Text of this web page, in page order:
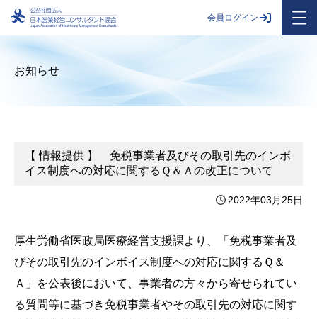
会員ログイン
お知らせ
【 情報提供 】 免税事業者及びその取引先のインボ
イス制度への対応に関するＱ＆Ａの改正について
2022年03月25日
厚生労働省医政局医療経営支援課より、「免税事業者及
びその取引先のインボイス制度への対応に関するＱ＆
Ａ」を公表後において、事業者の方々から寄せられてい
る質問等に基づき免税事業者やその取引先の対応に関す